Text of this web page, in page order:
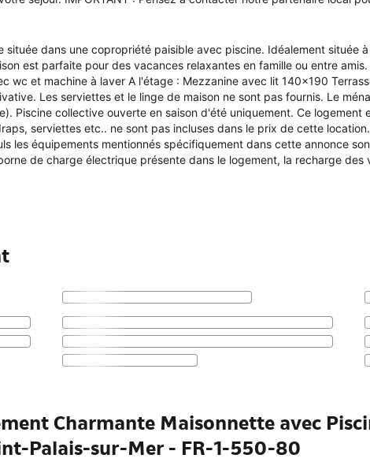
dans une copropriété paisible avec piscine. Idéalement située
est parfaite pour des vacances relaxantes en famille ou entre
wc et machine à laver A l'étage : Mezzanine avec lit 140x190
Les serviettes et le linge de maison ne sont pas fournis. Le
Piscine collective ouverte en saison d'été uniquement. Ce logement
serviettes etc.. ne sont pas incluses dans le prix de cette
les équipements mentionnés spécifiquement dans cette annonce
de charge électrique présente dans le logement, la recharge des
Charmante Maisonnette avec
Palais-sur-Mer - FR-1-550-80